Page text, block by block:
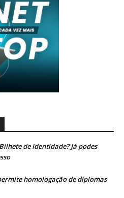
de Identidade? Já podes
homologação de diplomas